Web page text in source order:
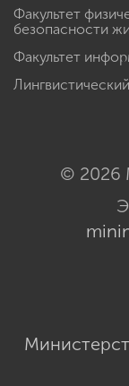
Факультет
безопасности
Факультет
© 2026